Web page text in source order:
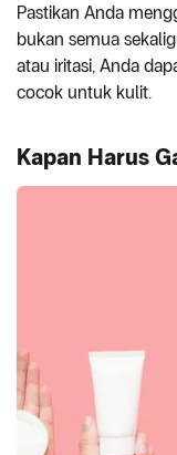
Pastikan Anda
bukan semua
atau iritasi, Anda
cocok untuk kulit.
Kapan Harus